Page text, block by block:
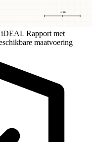
10 m
iDEAL Rapport met
maatvoering